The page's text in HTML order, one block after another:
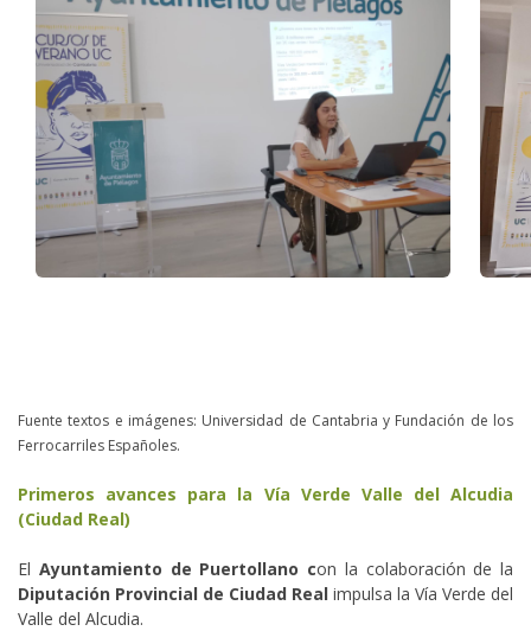
Fuente textos e imágenes: Universidad de Cantabria y Fundación de los
Ferrocarriles Españoles.
Primeros avances para la Vía Verde Valle del Alcudia
(Ciudad Real)
El Ayuntamiento de Puertollano con la colaboración de la
Diputación Provincial de Ciudad Real impulsa la Vía Verde del
Valle del Alcudia.